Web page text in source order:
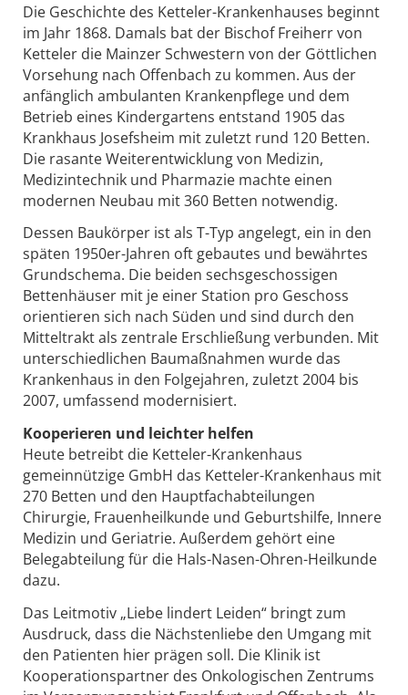
Die Geschichte des Ketteler-Krankenhauses beginnt
im Jahr 1868. Damals bat der Bischof Freiherr von
Ketteler die Mainzer Schwestern von der Göttlichen
Vorsehung nach Offenbach zu kommen. Aus der
anfänglich ambulanten Krankenpflege und dem
Betrieb eines Kindergartens entstand 1905 das
Krankhaus Josefsheim mit zuletzt rund 120 Betten.
Die rasante Weiterentwicklung von Medizin,
Medizintechnik und Pharmazie machte einen
modernen Neubau mit 360 Betten notwendig.
Dessen Baukörper ist als T-Typ angelegt, ein in den
späten 1950er-Jahren oft gebautes und bewährtes
Grundschema. Die beiden sechsgeschossigen
Bettenhäuser mit je einer Station pro Geschoss
orientieren sich nach Süden und sind durch den
Mitteltrakt als zentrale Erschließung verbunden. Mit
unterschiedlichen Baumaßnahmen wurde das
Krankenhaus in den Folgejahren, zuletzt 2004 bis
2007, umfassend modernisiert.
Kooperieren und leichter helfen
Heute betreibt die Ketteler-Krankenhaus
gemeinnützige GmbH das Ketteler-Krankenhaus mit
270 Betten und den Hauptfachabteilungen
Chirurgie, Frauenheilkunde und Geburtshilfe, Innere
Medizin und Geriatrie. Außerdem gehört eine
Belegabteilung für die Hals-Nasen-Ohren-Heilkunde
dazu.
Das Leitmotiv „Liebe lindert Leiden“ bringt zum
Ausdruck, dass die Nächstenliebe den Umgang mit
den Patienten hier prägen soll. Die Klinik ist
Kooperationspartner des Onkologischen Zentrums